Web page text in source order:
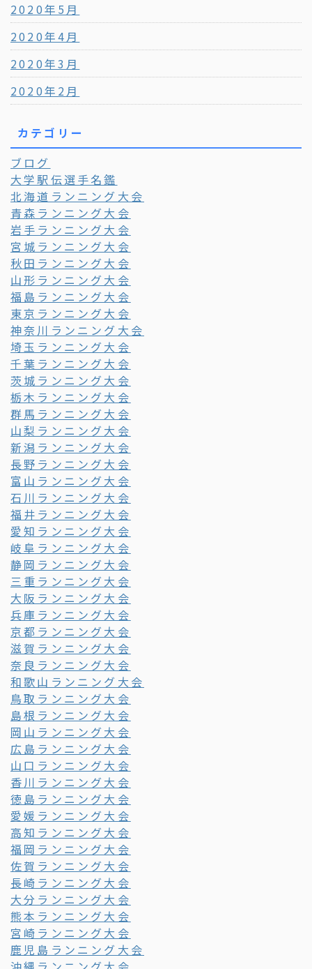
2020年5月
2020年4月
2020年3月
2020年2月
カテゴリー
ブログ
大学駅伝選手名鑑
北海道ランニング大会
青森ランニング大会
岩手ランニング大会
宮城ランニング大会
秋田ランニング大会
山形ランニング大会
福島ランニング大会
東京ランニング大会
神奈川ランニング大会
埼玉ランニング大会
千葉ランニング大会
茨城ランニング大会
栃木ランニング大会
群馬ランニング大会
山梨ランニング大会
新潟ランニング大会
長野ランニング大会
富山ランニング大会
石川ランニング大会
福井ランニング大会
愛知ランニング大会
岐阜ランニング大会
静岡ランニング大会
三重ランニング大会
大阪ランニング大会
兵庫ランニング大会
京都ランニング大会
滋賀ランニング大会
奈良ランニング大会
和歌山ランニング大会
鳥取ランニング大会
島根ランニング大会
岡山ランニング大会
広島ランニング大会
山口ランニング大会
香川ランニング大会
徳島ランニング大会
愛媛ランニング大会
高知ランニング大会
福岡ランニング大会
佐賀ランニング大会
長崎ランニング大会
大分ランニング大会
熊本ランニング大会
宮崎ランニング大会
鹿児島ランニング大会